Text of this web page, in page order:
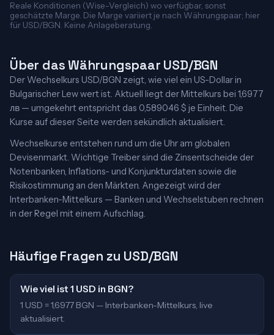
Reale Konditionen (Wise-Vergleich) wo verfügbar, sonst
geschätzte Marge. Die Marge variiert je nach Währungspaar; hier
für USD/BGN. Keine Anlageberatung.
Über das Währungspaar USD/BGN
Der Wechselkurs USD/BGN zeigt, wie viel ein US-Dollar in
Bulgarischer Lew wert ist. Aktuell liegt der Mittelkurs bei 1,6977
лв — umgekehrt entspricht das 0,589046 $ je Einheit. Die
Kurse auf dieser Seite werden sekündlich aktualisiert.
Wechselkurse entstehen rund um die Uhr am globalen
Devisenmarkt. Wichtige Treiber sind die Zinsentscheide der
Notenbanken, Inflations- und Konjunkturdaten sowie die
Risikostimmung an den Märkten. Angezeigt wird der
Interbanken-Mittelkurs — Banken und Wechselstuben rechnen
in der Regel mit einem Aufschlag.
Häufige Fragen zu USD/BGN
Wie viel ist 1 USD in BGN?
1 USD = 1,6977 BGN — Interbanken-Mittelkurs, live
aktualisiert.